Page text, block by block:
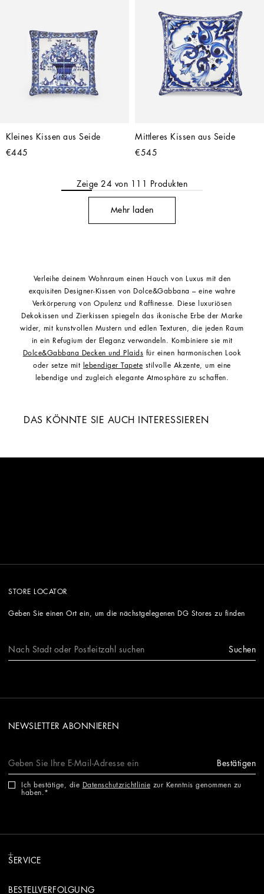
Kleines Kissen aus Seide
€445
Mittleres Kissen aus Seide
€545
Zeige 24 von 111 Produkten
Mehr laden
Verleihe deinem Wohnraum einen Hauch von Luxus mit den
exquisiten Designer-Kissen von Dolce&Gabbana – eine wahre
Verkörperung von Opulenz und Raffinesse. Diese luxuriösen
Dekokissen und Zierkissen spiegeln das ikonische Erbe der Marke
wider, mit kunstvollen Mustern und edlen Texturen, die jeden Raum
in ein Refugium der Eleganz verwandeln. Kombiniere sie mit
Dolce&Gabbana Decken und Plaids für einen harmonischen Look
oder setze mit
lebendiger Tapete stilvolle Akzente, um eine
lebendige und zugleich elegante Atmosphäre zu schaffen.
DAS KÖNNTE SIE AUCH INTERESSIEREN
STORE LOCATOR
Geben Sie einen Ort ein, um die nächstgelegenen DG Stores zu finden
Suchen
NEWSLETTER ABONNIEREN
Bestätigen
Ich bestätige, die Datenschutzrichtlinie zur Kenntnis genommen zu
haben.
SERVICE
BESTELLVERFOLGUNG